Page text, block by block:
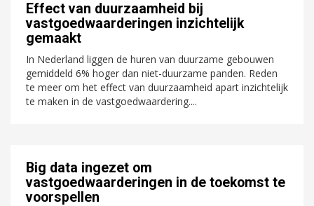
Effect van duurzaamheid bij
vastgoedwaarderingen inzichtelijk
gemaakt
In Nederland liggen de huren van duurzame gebouwen
gemiddeld 6% hoger dan niet-duurzame panden. Reden
te meer om het effect van duurzaamheid apart inzichtelijk
te maken in de vastgoedwaardering....
Big data ingezet om
vastgoedwaarderingen in de toekomst te
voorspellen